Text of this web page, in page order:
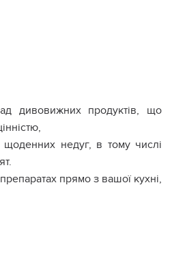
дивовижних продуктів, що
щоденних недуг, в тому числі
прямо з вашої кухні,